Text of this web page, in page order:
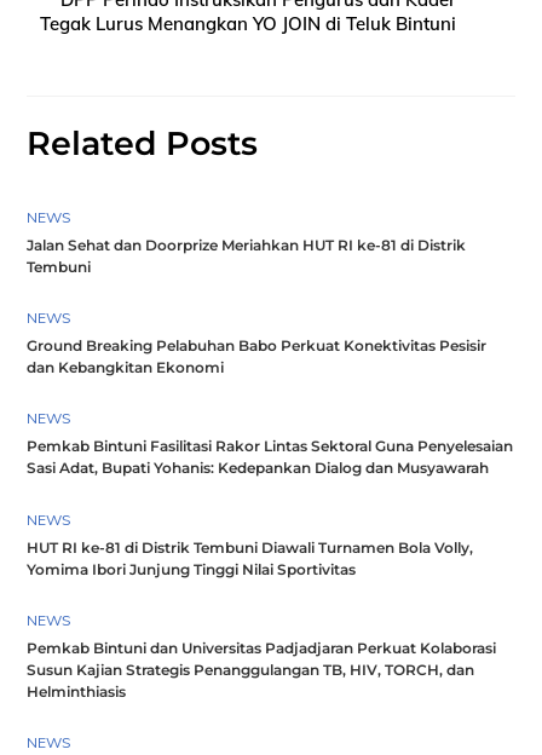
Tegak Lurus Menangkan YO JOIN di Teluk Bintuni
Related Posts
NEWS
Jalan Sehat dan Doorprize Meriahkan HUT RI ke-81 di Distrik
Tembuni
NEWS
Ground Breaking Pelabuhan Babo Perkuat Konektivitas Pesisir
dan Kebangkitan Ekonomi
NEWS
Pemkab Bintuni Fasilitasi Rakor Lintas Sektoral Guna Penyelesaian
Sasi Adat, Bupati Yohanis: Kedepankan Dialog dan Musyawarah
NEWS
HUT RI ke-81 di Distrik Tembuni Diawali Turnamen Bola Volly,
Yomima Ibori Junjung Tinggi Nilai Sportivitas
NEWS
Pemkab Bintuni dan Universitas Padjadjaran Perkuat Kolaborasi
Susun Kajian Strategis Penanggulangan TB, HIV, TORCH, dan
Helminthiasis
NEWS